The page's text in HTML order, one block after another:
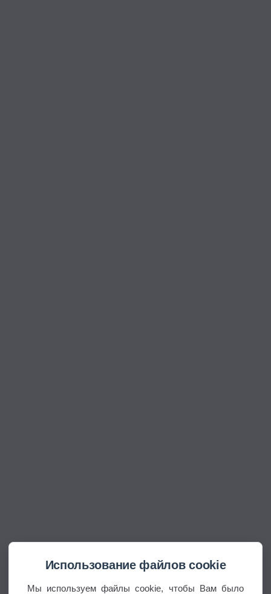
Использование файлов cookie
Мы используем файлы cookie, чтобы Вам было